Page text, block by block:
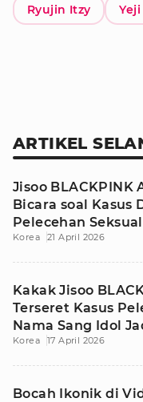
Ryujin Itzy
ARTIKEL
Jisoo
Bicara soal Kasus
Pelecehan
Korea 21 April 2026
Kakak Jisoo
Terseret Kasus
Nama Sang Idol
Korea 17 April 2026
Bocah Ikonik di